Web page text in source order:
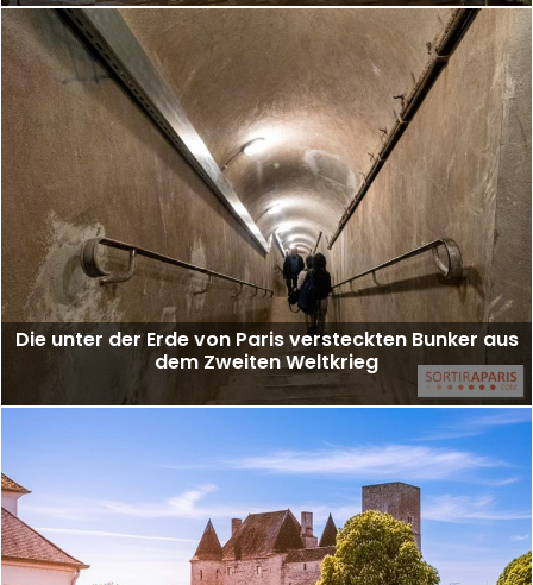
Die unter der Erde von Paris versteckten Bunker aus
dem Zweiten Weltkrieg